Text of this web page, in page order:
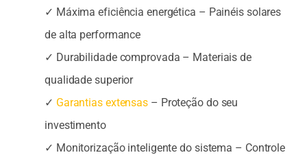
✓ Máxima eficiência energética – Painéis solares
de alta performance
✓ Durabilidade comprovada – Materiais de
qualidade superior
✓ Garantias extensas – Proteção do seu
investimento
✓ Monitorização inteligente do sistema – Controle